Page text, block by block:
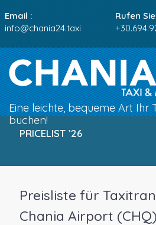
Email :
info@chania24.taxi
Rufen
Eine leichte, bequeme Art Ihr
buchen!
PRICELIST ’26
Preisliste für
Chania Airport